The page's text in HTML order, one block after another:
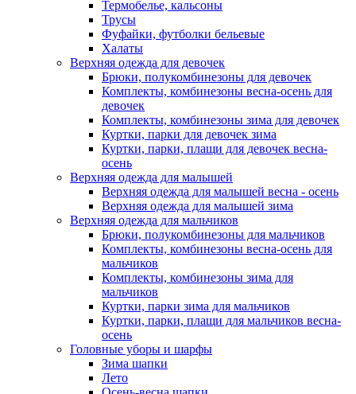
Термобелье, кальсоны
Трусы
Фуфайки, футболки бельевые
Халаты
Верхняя одежда для девочек
Брюки, полукомбинезоны для девочек
Комплекты, комбинезоны весна-осень для
девочек
Комплекты, комбинезоны зима для девочек
Куртки, парки для девочек зима
Куртки, парки, плащи для девочек весна-
осень
Верхняя одежда для малышей
Верхняя одежда для малышей весна - осень
Верхняя одежда для малышей зима
Верхняя одежда для мальчиков
Брюки, полукомбинезоны для мальчиков
Комплекты, комбинезоны весна-осень для
мальчиков
Комплекты, комбинезоны зима для
мальчиков
Куртки, парки зима для мальчиков
Куртки, парки, плащи для мальчиков весна-
осень
Головные уборы и шарфы
Зима шапки
Лето